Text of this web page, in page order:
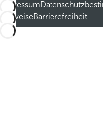
Impressum
HinweiseBarrierefreiheit